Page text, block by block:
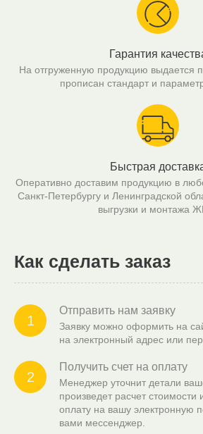
Гарантия
На отгруженную продукцию выдается
прописан стандарт и
Быстрая
Оперативно доставим продукцию в
Санкт-Петербургу и Ленинградской
выгрузки и монтажа
Как сделать заказ
1
Отправить нам заявку
Заявку можно оформить на
на электронный адрес или
2
Получить счет на оплату
Менеджер уточнит детали
произведет расчет стоимости
оплату на вашу электронную
вами мессенджер.